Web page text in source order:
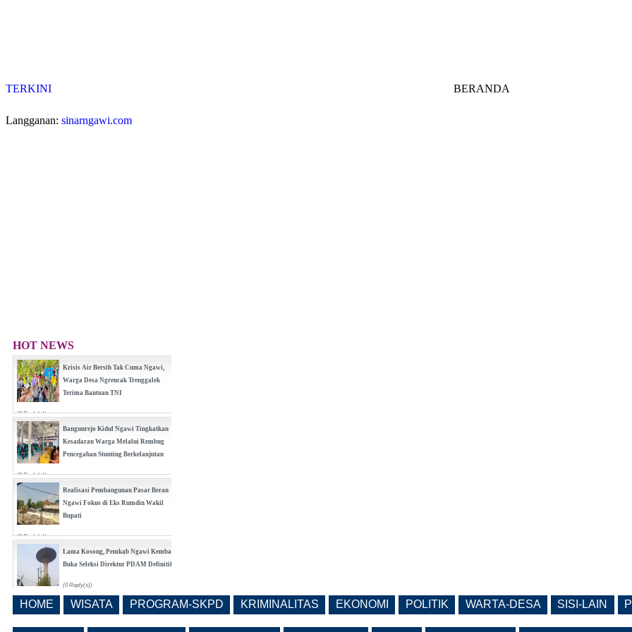
TERKINI BERANDA
Langganan: sinarngawi.com
HOT NEWS
Krisis Air Bersih Tak Cuma Ngawi,
Warga Desa Ngrencak Trenggalek
Terima Bantuan TNI
(0 Reply(s))
Bangunrejo Kidul Ngawi Tingkatkan
Kesadaran Warga Melalui Rembug
Pencegahan Stunting Berkelanjutan
(0 Reply(s))
Realisasi Pembangunan Pasar Beran
Ngawi Fokus di Eks Rumdin Wakil
Bupati
(0 Reply(s))
Lama Kosong, Pemkab Ngawi Kembali
Buka Seleksi Direktur PDAM Definitif
(0 Reply(s))
HOME WISATA PROGRAM-SKPD KRIMINALITAS EKONOMI POLITIK WARTA-DESA SISI-LAIN